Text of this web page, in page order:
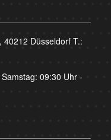
40212 Düsseldorf T.:
09:30 Uhr -